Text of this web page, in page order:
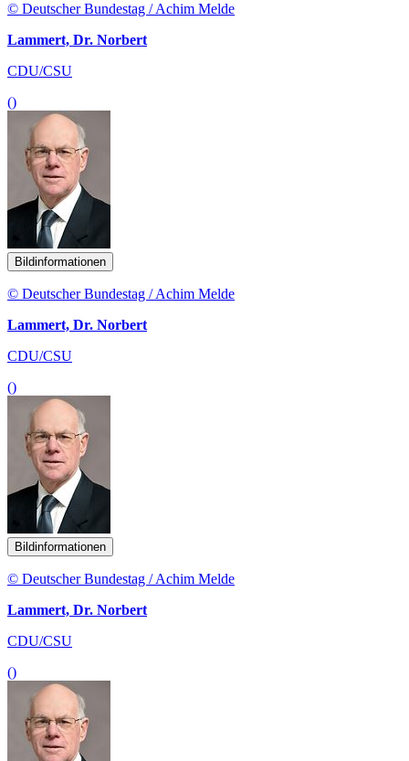
© Deutscher Bundestag / Achim Melde
Lammert, Dr. Norbert
CDU/CSU
()
Bildinformationen
© Deutscher Bundestag / Achim Melde
Lammert, Dr. Norbert
CDU/CSU
()
Bildinformationen
© Deutscher Bundestag / Achim Melde
Lammert, Dr. Norbert
CDU/CSU
()